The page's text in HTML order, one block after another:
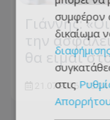
Γιάννης:
την
θα είμαι
21.07.2026 - 13:24
συμφέρον
δικαίωμα
στις